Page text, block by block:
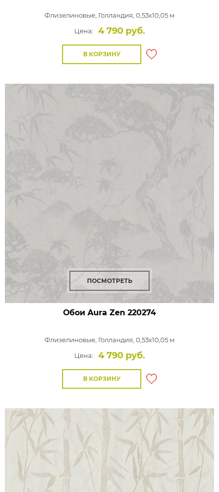
Флизелиновые, Голландия, 0,53x10,05 м
Цена:
4 790 руб.
В КОРЗИНУ
ПОСМОТРЕТЬ
Обои Aura Zen 220274
Флизелиновые, Голландия, 0,53x10,05 м
Цена:
4 790 руб.
В КОРЗИНУ